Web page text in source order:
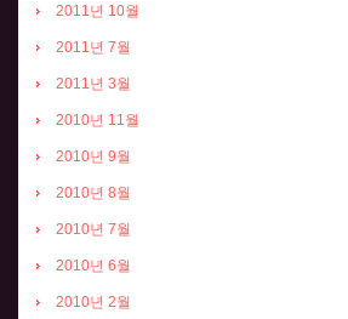
2011년 10월
2011년 7월
2011년 3월
2010년 11월
2010년 9월
2010년 8월
2010년 7월
2010년 6월
2010년 2월